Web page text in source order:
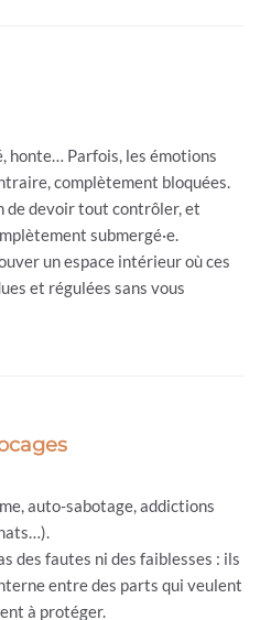
honte… Parfois, les émotions
complètement bloquées.
de devoir tout contrôler, et
submergé·e.
un espace intérieur où ces
et régulées sans vous
auto-sabotage, addictions
des fautes ni des faiblesses : ils
entre des parts qui veulent
à protéger.